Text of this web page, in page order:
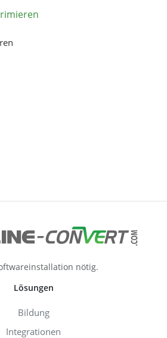
nötig.
Lösungen
Bildung
Integrationen